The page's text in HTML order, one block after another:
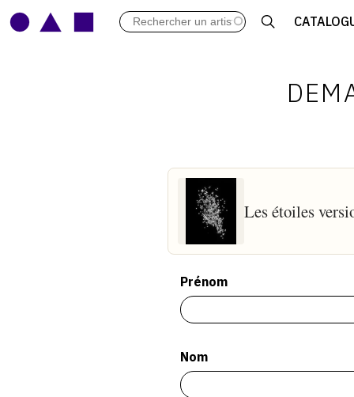
ARCHIVES DES EXPOSITIONS
LIBRAIRIE : LIVRES &
LEXIQUE ARTISTIQUE
Les étoiles
Prénom
Nom